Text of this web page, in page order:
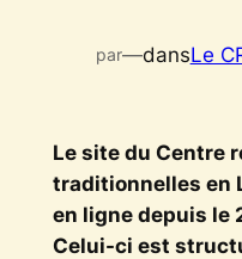
par—dansLe
Le site du Centre
traditionnelles en
en ligne depuis le
Celui-ci est